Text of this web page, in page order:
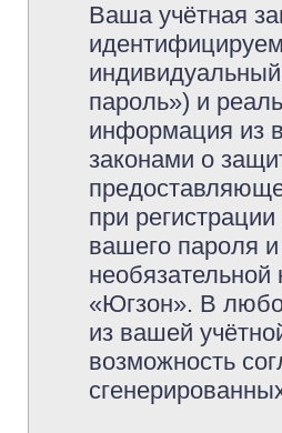
Ваша учётная
пароль») и
информация из
законами о
при
вашего пароля
«Югзон». В
из вашей
возможность